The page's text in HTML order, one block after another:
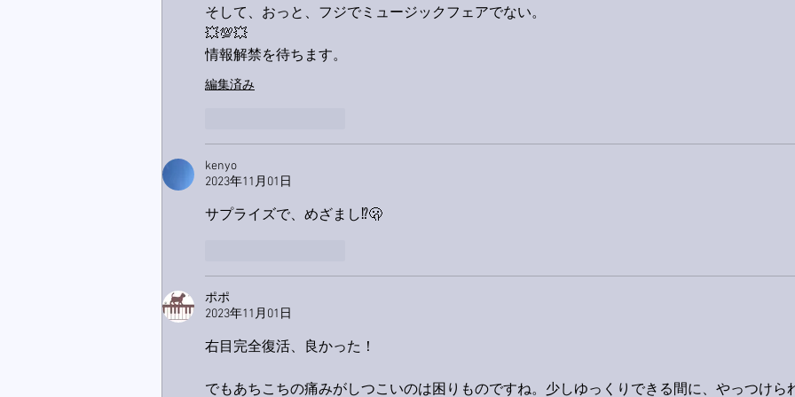
そして、おっと、フジでミュージックフェアでない。
💥💯💥
情報解禁を待ちます。
編集済み
kenyo
2023年11月01日
サプライズで、めざまし⁉️🫢
ポポ
2023年11月01日
右目完全復活、良かった！
でもあちこちの痛みがしつこいのは困りものですね。少しゆっくりできる間に、やっつけら